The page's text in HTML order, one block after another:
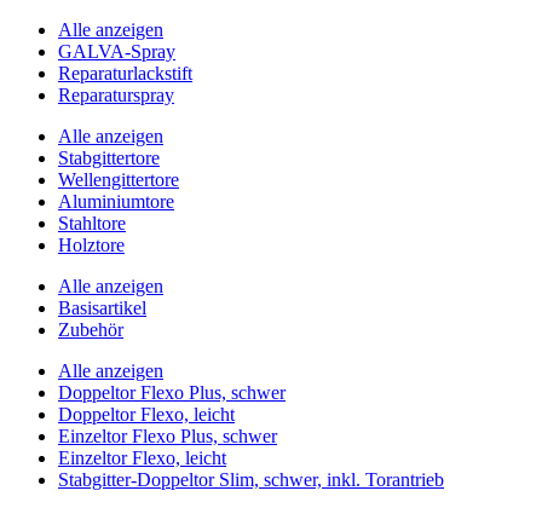
Alle anzeigen
GALVA-Spray
Reparaturlackstift
Reparaturspray
Alle anzeigen
Stabgittertore
Wellengittertore
Aluminiumtore
Stahltore
Holztore
Alle anzeigen
Basisartikel
Zubehör
Alle anzeigen
Doppeltor Flexo Plus, schwer
Doppeltor Flexo, leicht
Einzeltor Flexo Plus, schwer
Einzeltor Flexo, leicht
Stabgitter-Doppeltor Slim, schwer, inkl. Torantrieb